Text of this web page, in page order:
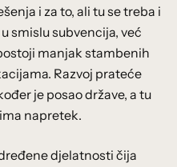
i za to, ali tu se treba i
smislu subvencija, već
manjak stambenih
Razvoj prateće
je posao države, a tu
napretek.
djelatnosti čija